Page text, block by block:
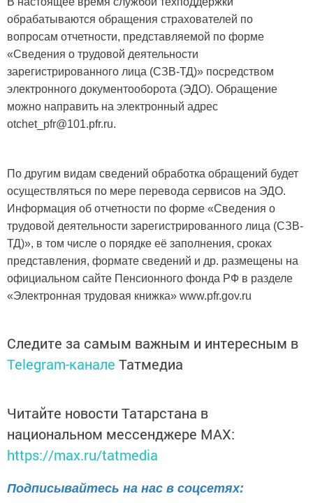
обрабатываются обращения страхователей по
вопросам отчетности, представляемой по форме
«Сведения о трудовой деятельности
зарегистрированного лица (СЗВ-ТД)» посредством
электронного документооборота (ЭДО). Обращение
можно направить на электронный адрес
otchet_pfr@101.pfr.ru.
По другим видам сведений обработка обращений будет
осуществляться по мере перевода сервисов на ЭДО.
Информация об отчетности по форме «Сведения о
трудовой деятельности зарегистрированного лица (СЗВ-
ТД)», в том числе о порядке её заполнения, сроках
представления, формате сведений и др. размещены на
официальном сайте Пенсионного фонда РФ в разделе
«Электронная трудовая книжка» www.pfr.gov.ru
Следите за самым важным и интересным в
Telegram-канале Татмедиа
Читайте новости Татарстана в
национальном мессенджере MАХ:
https://max.ru/tatmedia
Подписывайтесь на нас в соцсетях: